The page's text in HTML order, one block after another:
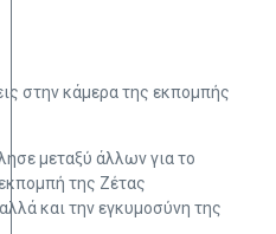
στην κάμερα της εκπομπής
μεταξύ άλλων για το
της Ζέτας
και την εγκυμοσύνη της